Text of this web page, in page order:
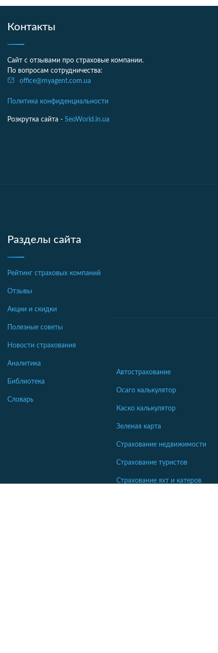
Контакты
Сайт с отзывами про страховые компании.
По вопросам сотрудничества:
office@myagent.com.ua
Политика конфиденциальности
Розкрутка сайта - SeoWorld.in.ua
Разделы сайта
Рейтинг страховых компаний
Отзывы
Акции и скидки
Полезные советы
Новости страхования
Аналитика
Библиотека
Словарь
Автострахование
Осаго калькулятор
Каско калькулятор
Зеленая карта
Страхование недвижимости
Страхование туристов
Страхование яхт и катеров